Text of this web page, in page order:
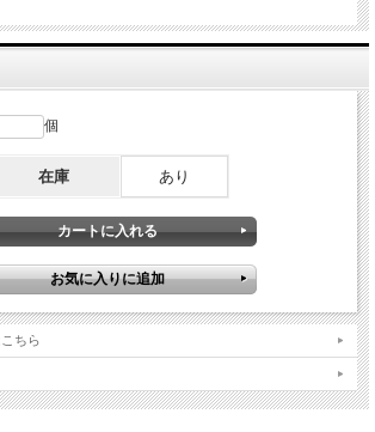
個
在庫 あり
ちら